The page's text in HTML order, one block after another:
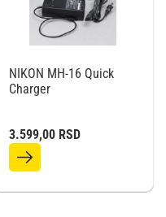
NIKON MH-16 Quick
Charger
3.599,00 RSD